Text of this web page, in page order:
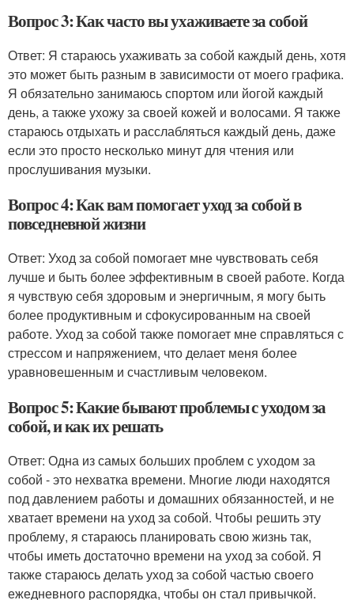
Вопрос 3: Как часто вы ухаживаете за собой
Ответ: Я стараюсь ухаживать за собой каждый день, хотя
это может быть разным в зависимости от моего графика.
Я обязательно занимаюсь спортом или йогой каждый
день, а также ухожу за своей кожей и волосами. Я также
стараюсь отдыхать и расслабляться каждый день, даже
если это просто несколько минут для чтения или
прослушивания музыки.
Вопрос 4: Как вам помогает уход за собой в
повседневной жизни
Ответ: Уход за собой помогает мне чувствовать себя
лучше и быть более эффективным в своей работе. Когда
я чувствую себя здоровым и энергичным, я могу быть
более продуктивным и сфокусированным на своей
работе. Уход за собой также помогает мне справляться с
стрессом и напряжением, что делает меня более
уравновешенным и счастливым человеком.
Вопрос 5: Какие бывают проблемы с уходом за
собой, и как их решать
Ответ: Одна из самых больших проблем с уходом за
собой - это нехватка времени. Многие люди находятся
под давлением работы и домашних обязанностей, и не
хватает времени на уход за собой. Чтобы решить эту
проблему, я стараюсь планировать свою жизнь так,
чтобы иметь достаточно времени на уход за собой. Я
также стараюсь делать уход за собой частью своего
ежедневного распорядка, чтобы он стал привычкой.